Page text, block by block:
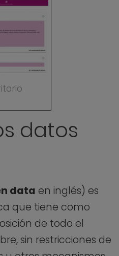
datos
data en inglés) es
que tiene como
de todo el
sin restricciones de